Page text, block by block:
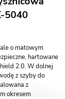
5040
o matowym
hartowane
2.0. W dolnej
z szyby do
z
okresem